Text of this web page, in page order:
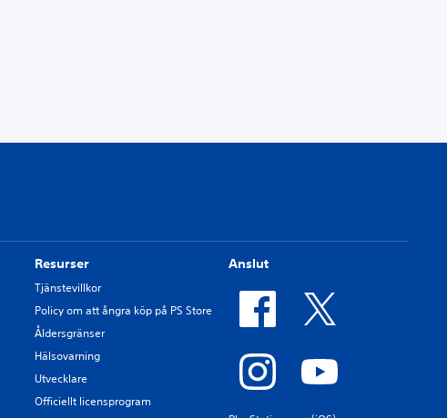
Resurser
Tjänstevillkor
Policy om att ångra köp på PS Store
Åldersgränser
Hälsovarning
Utvecklare
Officiellt licensprogram
Anslut